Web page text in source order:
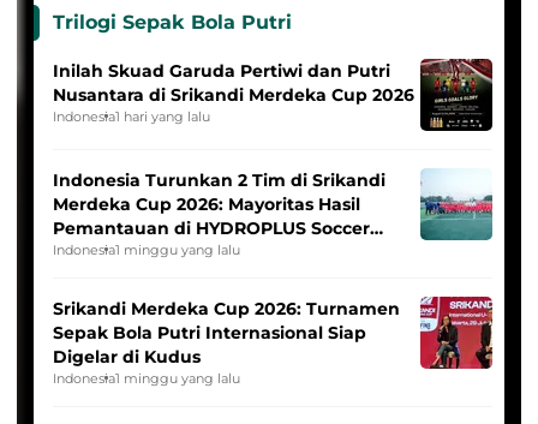
Trilogi Sepak Bola Putri
Inilah Skuad Garuda Pertiwi dan Putri
Nusantara di Srikandi Merdeka Cup 2026
Indonesia1 hari yang lalu
Indonesia Turunkan 2 Tim di Srikandi
Merdeka Cup 2026: Mayoritas Hasil
Pemantauan di HYDROPLUS Soccer
League
Indonesia1 minggu yang lalu
Srikandi Merdeka Cup 2026: Turnamen
Sepak Bola Putri Internasional Siap
Digelar di Kudus
Indonesia1 minggu yang lalu